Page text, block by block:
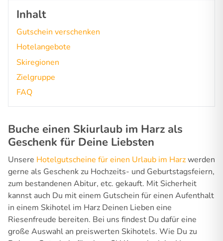
Inhalt
Gutschein verschenken
Hotelangebote
Skiregionen
Zielgruppe
FAQ
Buche einen Skiurlaub im Harz als
Geschenk für Deine Liebsten
Unsere Hotelgutscheine für einen Urlaub im Harzwerden
gerne als Geschenk zu Hochzeits- und Geburtstagsfeiern,
zum bestandenen Abitur, etc. gekauft. Mit Sicherheit
kannst auch Du mit einem Gutschein für einen Aufenthalt
in einem Skihotel im Harz Deinen Lieben eine
Riesenfreude bereiten. Bei uns findest Du dafür eine
große Auswahl an preiswerten Skihotels. Wie Du zu